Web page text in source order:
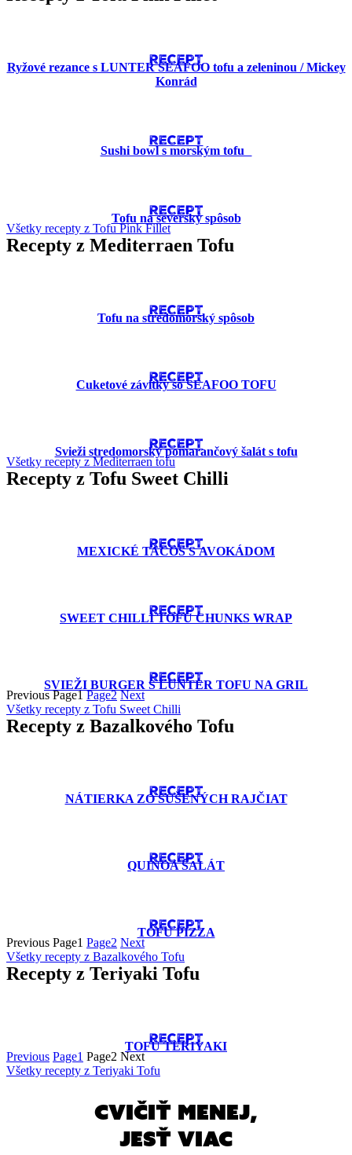
RECEPT
Ryžové rezance s LUNTER SEAFOO tofu a zeleninou / Mickey
Konrád
RECEPT
Sushi bowl s morským tofu
RECEPT
Tofu na severský spôsob
Všetky recepty z Tofu Pink Fillet
Recepty z Mediterraen Tofu
RECEPT
Tofu na stredomorský spôsob
RECEPT
Cuketové závitky so SEAFOO TOFU
RECEPT
Svieži stredomorský pomarančový šalát s tofu
Všetky recepty z Mediterraen tofu
Recepty z Tofu Sweet Chilli
RECEPT
MEXICKÉ TACOS S AVOKÁDOM
RECEPT
SWEET CHILLI TOFU CHUNKS WRAP
RECEPT
SVIEŽI BURGER S LUNTER TOFU NA GRIL
Previous Page1 Page2 Next
Všetky recepty z Tofu Sweet Chilli
Recepty z Bazalkového Tofu
RECEPT
NÁTIERKA ZO SUŠENÝCH RAJČIAT
RECEPT
QUINOA ŠALÁT
RECEPT
TOFU PIZZA
Previous Page1 Page2 Next
Všetky recepty z Bazalkového Tofu
Recepty z Teriyaki Tofu
RECEPT
TOFU TERIYAKI
Previous Page1 Page2 Next
Všetky recepty z Teriyaki Tofu
cvičiť menej,
jesť viac